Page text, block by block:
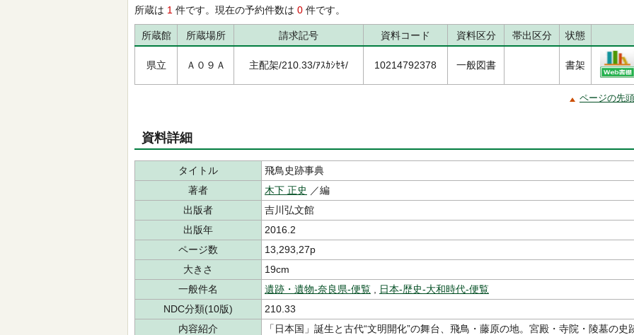
所蔵は 1 件です。現在の予約件数は 0 件です。
所蔵館 所蔵場所 請求記号 資料コード 資料区分 帯出区分 状態
県立 Ａ０９Ａ 主配架/210.33/ｱｽｶｼｾｷ/ 10214792378 一般図書 書架
ページの先
資料詳細
タイトル
飛鳥史跡事典
著者
木下 正史 ／編
出版者
吉川弘文館
出版年
2016.2
ページ数
13,293,27p
大きさ
19cm
一般件名
遺跡・遺物-奈良県-便覧
日本-歴史-大和時代-便覧
NDC分類(10版)
210.33
内容紹介
「日本国」誕生と古代“文明開化”の舞台、飛鳥・藤原の地。宮殿・寺院・陵墓の史